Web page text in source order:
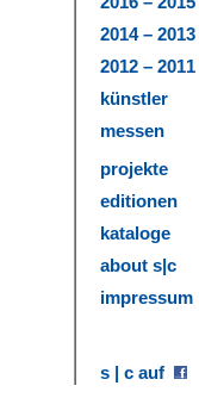
2014 – 2013
2012 – 2011
künstler
messen
projekte
editionen
kataloge
about s|c
impressum
s | c auf